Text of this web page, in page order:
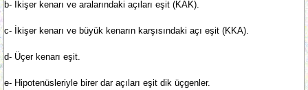
b- İkişer kenarı ve aralarındaki açıları eşit (KAK).
c- İkişer kenarı ve büyük kenarın karşısındaki açı eşit (KKA).
d- Üçer kenarı eşit.
e- Hipotenüsleriyle birer dar açıları eşit dik üçgenler.